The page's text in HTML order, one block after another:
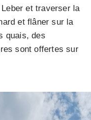
et traverser la
et flâner sur la
quais, des
sont offertes sur